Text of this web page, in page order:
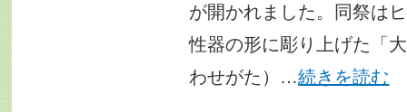
が開かれました。同祭は
性器の形に彫り上げた「
わせがた）…続きを読む